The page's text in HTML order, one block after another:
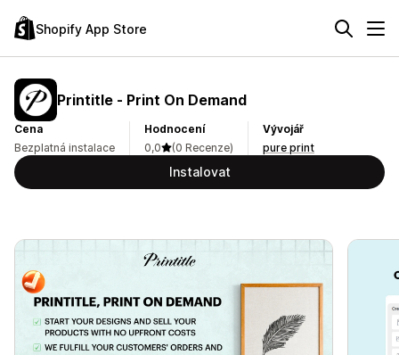
Shopify App Store
Printitle ‑ Print On Demand
Cena
Bezplatná instalace
Hodnocení
0,0
(0 Recenze)
Vývojář
pure print
Instalovat